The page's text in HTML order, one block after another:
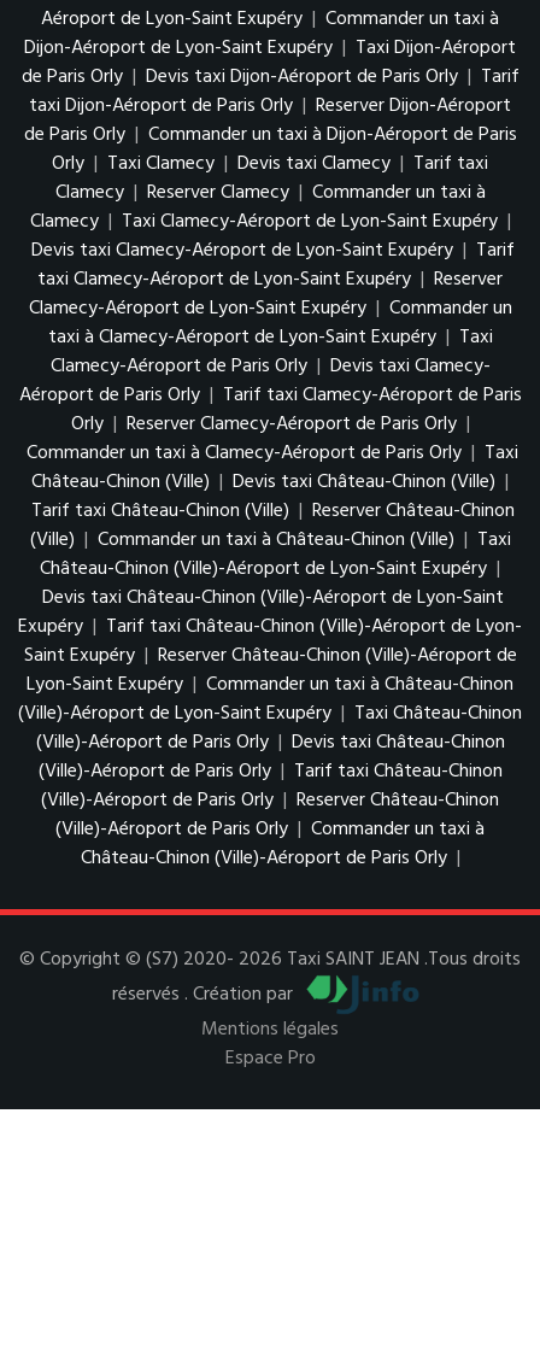
Aéroport de Lyon-Saint Exupéry | Commander un taxi à
Dijon-Aéroport de Lyon-Saint Exupéry | Taxi Dijon-Aéroport
de Paris Orly | Devis taxi Dijon-Aéroport de Paris Orly | Tarif
taxi Dijon-Aéroport de Paris Orly | Reserver Dijon-Aéroport
de Paris Orly | Commander un taxi à Dijon-Aéroport de Paris
Orly | Taxi Clamecy | Devis taxi Clamecy | Tarif taxi
Clamecy | Reserver Clamecy | Commander un taxi à
Clamecy | Taxi Clamecy-Aéroport de Lyon-Saint Exupéry |
Devis taxi Clamecy-Aéroport de Lyon-Saint Exupéry | Tarif
taxi Clamecy-Aéroport de Lyon-Saint Exupéry | Reserver
Clamecy-Aéroport de Lyon-Saint Exupéry | Commander un
taxi à Clamecy-Aéroport de Lyon-Saint Exupéry | Taxi
Clamecy-Aéroport de Paris Orly | Devis taxi Clamecy-
Aéroport de Paris Orly | Tarif taxi Clamecy-Aéroport de Paris
Orly | Reserver Clamecy-Aéroport de Paris Orly |
Commander un taxi à Clamecy-Aéroport de Paris Orly | Taxi
Château-Chinon (Ville) | Devis taxi Château-Chinon (Ville) |
Tarif taxi Château-Chinon (Ville) | Reserver Château-Chinon
(Ville) | Commander un taxi à Château-Chinon (Ville) | Taxi
Château-Chinon (Ville)-Aéroport de Lyon-Saint Exupéry |
Devis taxi Château-Chinon (Ville)-Aéroport de Lyon-Saint
Exupéry | Tarif taxi Château-Chinon (Ville)-Aéroport de Lyon-
Saint Exupéry | Reserver Château-Chinon (Ville)-Aéroport de
Lyon-Saint Exupéry | Commander un taxi à Château-Chinon
(Ville)-Aéroport de Lyon-Saint Exupéry | Taxi Château-Chinon
(Ville)-Aéroport de Paris Orly | Devis taxi Château-Chinon
(Ville)-Aéroport de Paris Orly | Tarif taxi Château-Chinon
(Ville)-Aéroport de Paris Orly | Reserver Château-Chinon
(Ville)-Aéroport de Paris Orly | Commander un taxi à
Château-Chinon (Ville)-Aéroport de Paris Orly |
© Copyright © (S7) 2020- 2026 Taxi SAINT JEAN .Tous droits
réservés . Création par
Mentions légales
Espace Pro